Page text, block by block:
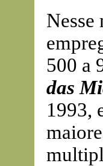
Nesse
500 a
das
1993,